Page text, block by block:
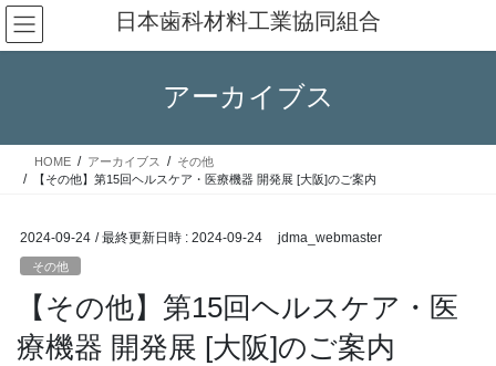
コ
ン
テ
ス
ナ
ビ
ゲ
ン
日本歯科材料工業協同組合
アーカイブス
HOME アーカイブス
その他
【その他】第15回ヘルスケア・医療機器 開発展 [大阪]のご案内
2024-09-24 / 最終更新日時 : 2024-09-24 jdma_webmaster
その他
【その他】第15回ヘルスケア・医
療機器 開発展 [大阪]のご案内